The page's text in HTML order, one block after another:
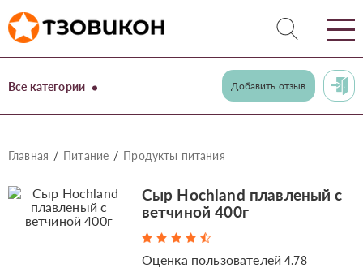
Все категории Добавить отзыв
Главная Питание Продукты питания
Сыр Hochland плавленый с
ветчиной 400г
Оценка пользователей4.78